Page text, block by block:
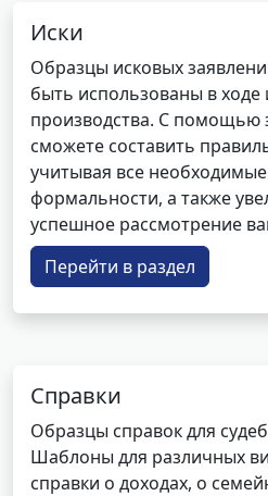
Иски
Образцы исковых
быть использованы в ходе
производства. С помощью
сможете составить
учитывая все
формальности, а также
успешное рассмотрение
Перейти в раздел
Справки
Образцы справок для
Шаблоны для различных
справки о доходах, о